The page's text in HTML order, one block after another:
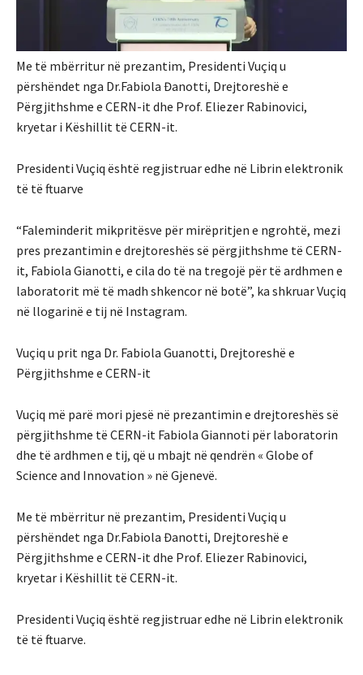
Me të mbërritur në prezantim, Presidenti Vuçiq u
përshëndet nga Dr.Fabiola Đanotti, Drejtoreshë e
Përgjithshme e CERN-it dhe Prof. Eliezer Rabinovici,
kryetar i Këshillit të CERN-it.
Presidenti Vuçiq është regjistruar edhe në Librin elektronik
të të ftuarve
“Faleminderit mikpritësve për mirëpritjen e ngrohtë, mezi
pres prezantimin e drejtoreshës së përgjithshme të CERN-
it, Fabiola Gianotti, e cila do të na tregojë për të ardhmen e
laboratorit më të madh shkencor në botë”, ka shkruar Vuçiq
në llogarinë e tij në Instagram.
Vuçiq u prit nga Dr. Fabiola Guanotti, Drejtoreshë e
Përgjithshme e CERN-it
Vuçiq më parë mori pjesë në prezantimin e drejtoreshës së
përgjithshme të CERN-it Fabiola Giannoti për laboratorin
dhe të ardhmen e tij, që u mbajt në qendrën « Globe of
Science and Innovation » në Gjenevë.
Me të mbërritur në prezantim, Presidenti Vuçiq u
përshëndet nga Dr.Fabiola Đanotti, Drejtoreshë e
Përgjithshme e CERN-it dhe Prof. Eliezer Rabinovici,
kryetar i Këshillit të CERN-it.
Presidenti Vuçiq është regjistruar edhe në Librin elektronik
të të ftuarve.